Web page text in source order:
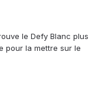
le Defy Blanc plus
pour la mettre sur le